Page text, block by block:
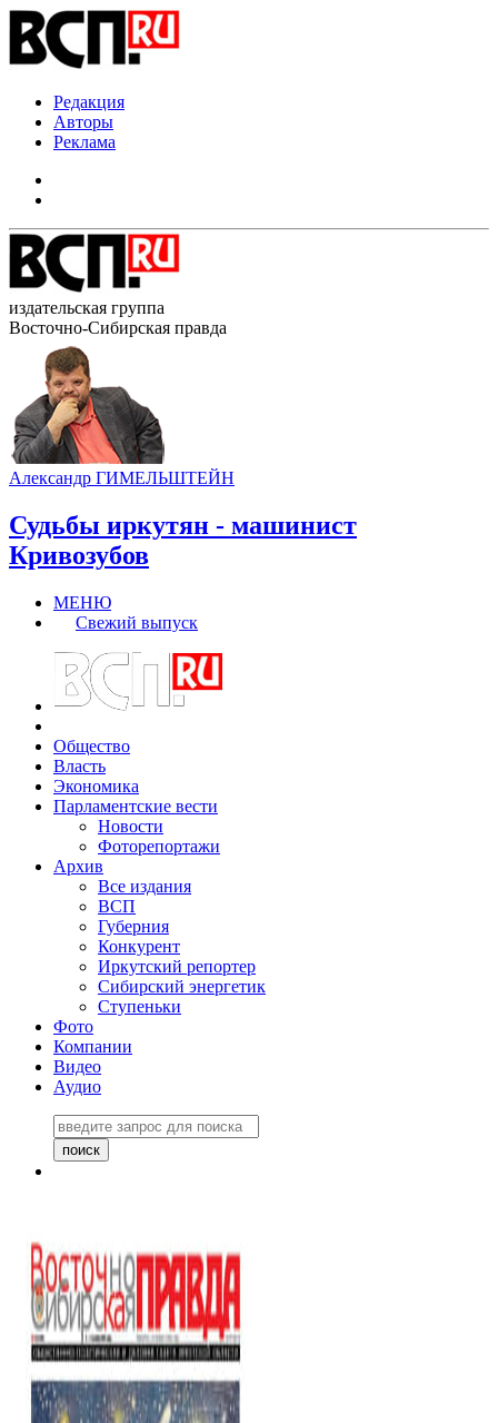
Редакция
Авторы
Реклама
издательская группа
Восточно-Сибирская правда
Александр ГИМЕЛЬШТЕЙН
Судьбы иркутян - машинист
Кривозубов
МЕНЮ
Свежий выпуск
Общество
Власть
Экономика
Парламентские вести
Новости
Фоторепортажи
Архив
Все издания
ВСП
Губерния
Конкурент
Иркутский репортер
Сибирский энергетик
Ступеньки
Фото
Компании
Видео
Аудио